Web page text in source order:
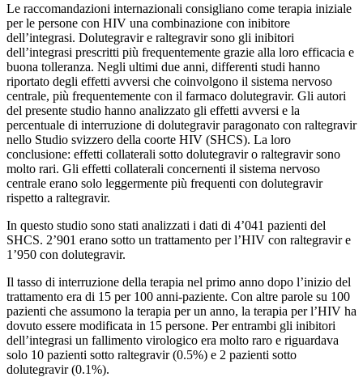
Le raccomandazioni internazionali consigliano come terapia iniziale
per le persone con HIV una combinazione con inibitore
dell’integrasi. Dolutegravir e raltegravir sono gli inibitori
dell’integrasi prescritti più frequentemente grazie alla loro efficacia e
buona tolleranza. Negli ultimi due anni, differenti studi hanno
riportato degli effetti avversi che coinvolgono il sistema nervoso
centrale, più frequentemente con il farmaco dolutegravir. Gli autori
del presente studio hanno analizzato gli effetti avversi e la
percentuale di interruzione di dolutegravir paragonato con raltegravir
nello Studio svizzero della coorte HIV (SHCS). La loro
conclusione: effetti collaterali sotto dolutegravir o raltegravir sono
molto rari. Gli effetti collaterali concernenti il sistema nervoso
centrale erano solo leggermente più frequenti con dolutegravir
rispetto a raltegravir.
In questo studio sono stati analizzati i dati di 4’041 pazienti del
SHCS. 2’901 erano sotto un trattamento per l’HIV con raltegravir e
1’950 con dolutegravir.
Il tasso di interruzione della terapia nel primo anno dopo l’inizio del
trattamento era di 15 per 100 anni-paziente. Con altre parole su 100
pazienti che assumono la terapia per un anno, la terapia per l’HIV ha
dovuto essere modificata in 15 persone. Per entrambi gli inibitori
dell’integrasi un fallimento virologico era molto raro e riguardava
solo 10 pazienti sotto raltegravir (0.5%) e 2 pazienti sotto
dolutegravir (0.1%).